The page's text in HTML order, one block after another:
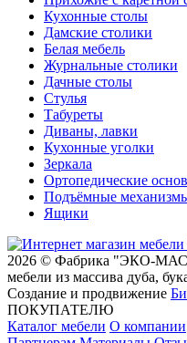
Кухонные столы
Дамские столики
Белая мебель
Журнальные столики
Дачные столы
Стулья
Табуреты
Диваны, лавки
Кухонные уголки
Зеркала
Ортопедические
Подъёмные
Ящики
2026 © Фабрика "ЭКО-
мебели из массива дуба,
Создание и продвижение
ПОКУПАТЕЛЮ
Каталог мебели О компании